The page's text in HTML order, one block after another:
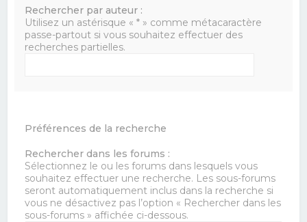
Rechercher par auteur :
Utilisez un astérisque « * » comme métacaractère
passe-partout si vous souhaitez effectuer des
recherches partielles.
Préférences de la recherche
Rechercher dans les forums :
Sélectionnez le ou les forums dans lesquels vous
souhaitez effectuer une recherche. Les sous-forums
seront automatiquement inclus dans la recherche si
vous ne désactivez pas l’option « Rechercher dans les
sous-forums » affichée ci-dessous.